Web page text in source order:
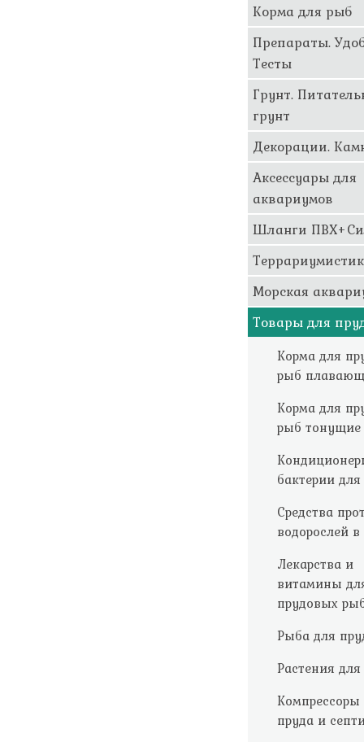
Корма для рыб
Препараты.
Тесты
Грунт.
грунт
Декорации.
Аксессуары для
аквариумов
Шланги
Морская
Товары для
Корма для
рыб
Корма для
рыб тонущие
бактерии
Средства
водорослей
Лекарства и
витамины
прудовых
Рыба для
Растения
Компрессоры
пруда и